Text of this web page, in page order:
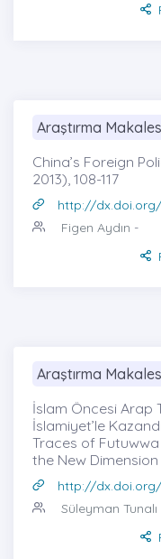
Araştırma
China’s Foreign
2013), 108-117
http://
Figen Aydın -
Araştırma
İslam Öncesi Arap
İslamiyet’le
Traces of
the New
http://
Süleyman Tunalı